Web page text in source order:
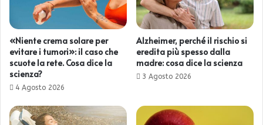
«Niente crema solare per
evitare i tumori»: il caso che
scuote la rete. Cosa dice la
scienza?
4 Agosto 2026
Alzheimer, perché il rischio si
eredita più spesso dalla
madre: cosa dice la scienza
3 Agosto 2026